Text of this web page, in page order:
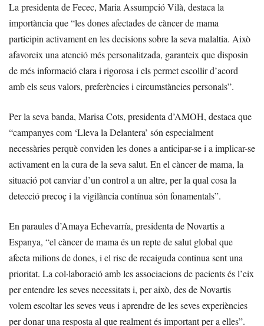
La presidenta de Fecec, Maria Assumpció Vilà, destaca la
importància que “les dones afectades de càncer de mama
participin activament en les decisions sobre la seva malaltia. Això
afavoreix una atenció més personalitzada, garanteix que disposin
de més informació clara i rigorosa i els permet escollir d’acord
amb els seus valors, preferències i circumstàncies personals”.
Per la seva banda, Marisa Cots, presidenta d’AMOH, destaca que
“campanyes com ‘Lleva la Delantera’ són especialment
necessàries perquè conviden les dones a anticipar-se i a implicar-se
activament en la cura de la seva salut. En el càncer de mama, la
situació pot canviar d’un control a un altre, per la qual cosa la
detecció precoç i la vigilància contínua són fonamentals”.
En paraules d’Amaya Echevarría, presidenta de Novartis a
Espanya, “el càncer de mama és un repte de salut global que
afecta milions de dones, i el risc de recaiguda continua sent una
prioritat. La col·laboració amb les associacions de pacients és l’eix
per entendre les seves necessitats i, per això, des de Novartis
volem escoltar les seves veus i aprendre de les seves experiències
per donar una resposta al que realment és important per a elles”.